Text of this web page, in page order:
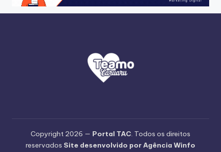
Copyright 2026 — Portal TAC. Todos os direitos
reservados Site desenvolvido por Agência Winfo